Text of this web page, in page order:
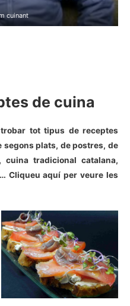
cuinant
de cuina
tot tipus de receptes
segons plats, de postres, de
tradicional catalana,
Cliqueu aquí per veure les